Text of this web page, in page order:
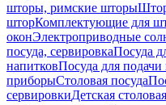
шторы, римские шторы
шторКомплектующие для
оконЭлектроприводные
посуда, сервировкаПосуда
напитковПосуда для
приборыСтоловая посуда
сервировкиДетская